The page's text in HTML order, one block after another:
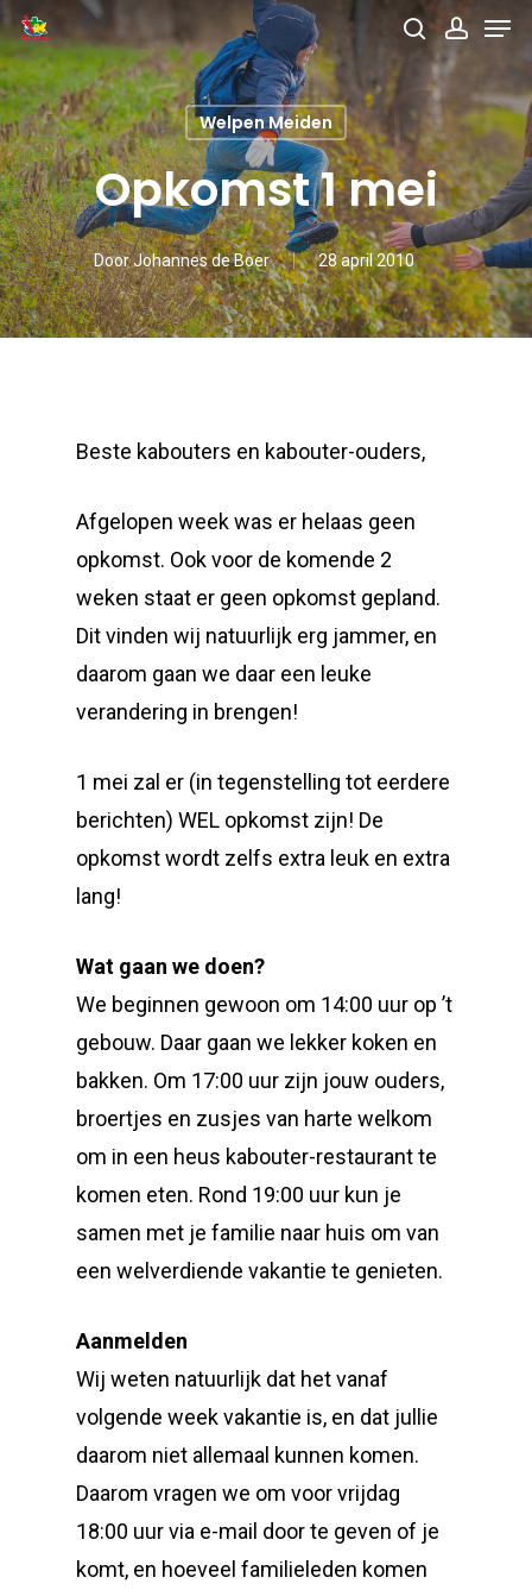
Skip
to
main
content
search
Welpen Meiden
Opkomst 1 mei
DoorJohannes de Boer 28 april 2010
Beste kabouters en kabouter-ouders,
Afgelopen week was er helaas geen
opkomst. Ook voor de komende 2
weken staat er geen opkomst gepland.
Dit vinden wij natuurlijk erg jammer, en
daarom gaan we daar een leuke
verandering in brengen!
1 mei zal er (in tegenstelling tot eerdere
berichten) WEL opkomst zijn! De
opkomst wordt zelfs extra leuk en extra
lang!
Wat gaan we doen?
We beginnen gewoon om 14:00 uur op ’t
gebouw. Daar gaan we lekker koken en
bakken. Om 17:00 uur zijn jouw ouders,
broertjes en zusjes van harte welkom
om in een heus kabouter-restaurant te
komen eten. Rond 19:00 uur kun je
samen met je familie naar huis om van
een welverdiende vakantie te genieten.
Aanmelden
Wij weten natuurlijk dat het vanaf
volgende week vakantie is, en dat jullie
daarom niet allemaal kunnen komen.
Daarom vragen we om voor vrijdag
18:00 uur via e-mail door te geven of je
komt, en hoeveel familieleden komen